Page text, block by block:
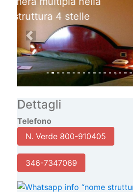
STANDARD ad
Previous
Dettagli
Telefono
N. Verde 800-910405
346-7347069